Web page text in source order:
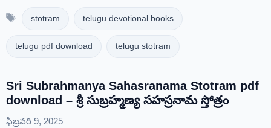
Tagsstotram telugu devotional books
telugu pdf download telugu stotram
Sri Subrahmanya Sahasranama Stotram pdf
download – శ్రీ సుబ్రహ్మణ్య సహస్రనామ స్తోత్రం
ఫిబ్రవరి 9, 2025